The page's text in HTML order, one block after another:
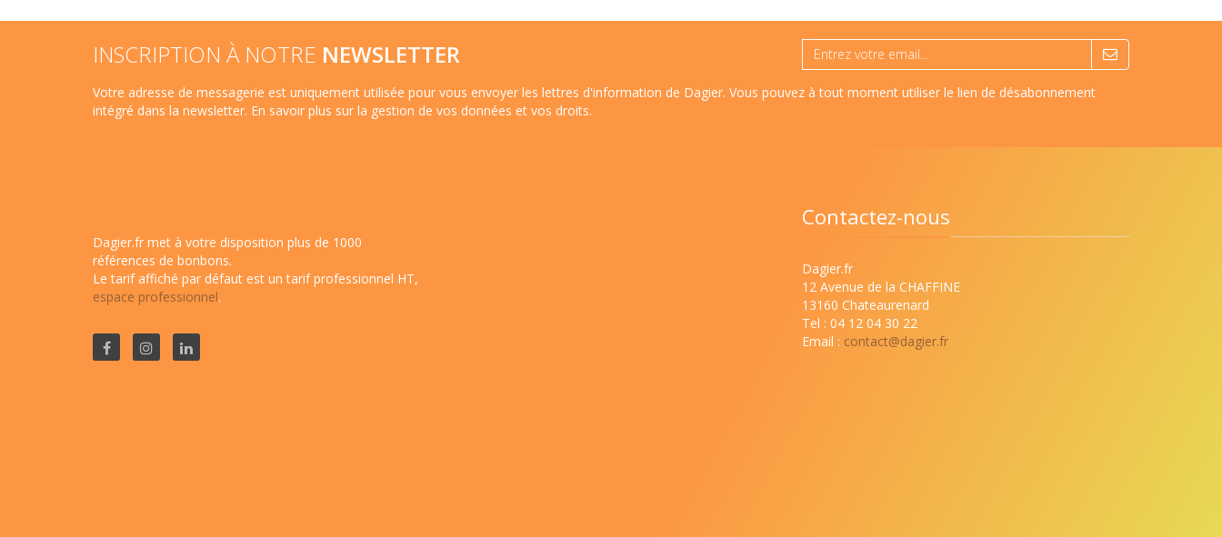
INSCRIPTION À NOTRE NEWSLETTER
Votre adresse de messagerie est uniquement utilisée pour vous envoyer les lettres d'information de Dagier. Vous pouvez à tout moment utiliser le lien de désabonnement
intégré dans la newsletter. En savoir plus sur la gestion de vos données et vos droits.
Dagier.fr met à votre disposition plus de 1000
références de bonbons.
Le tarif affiché par défaut est un tarif professionnel HT,
espace professionnel.
Contactez-nous
Dagier.fr
12 Avenue de la CHAFFINE
13160 Chateaurenard
Tel : 04 12 04 30 22
Email : contact@dagier.fr